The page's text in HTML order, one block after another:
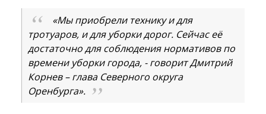
«Мы приобрели технику и для
тротуаров, и для уборки дорог. Сейчас её
достаточно для соблюдения нормативов по
времени уборки города, - говорит Дмитрий
Корнев – глава Северного округа
Оренбурга».